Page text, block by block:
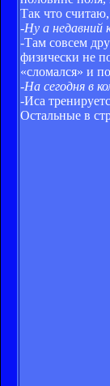
Так что
-Ну а недавний
-Там совсем
физически не
«сломался» и
-На сегодня в
-Иса
Остальные в